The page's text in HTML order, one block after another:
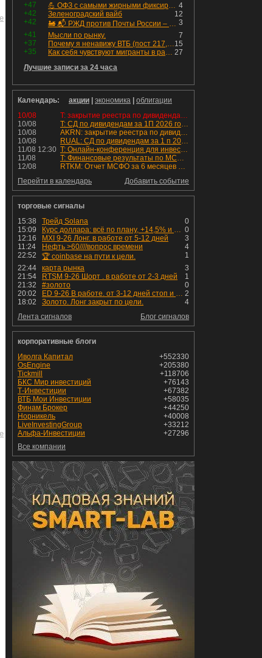
+47
4
💪 ОФЗ с самыми жирными фиксированными купонами
+42
12
Зеленоградский вайб
+42
3
🚂 📬 РЖД против Почты России – Какие облигации выбрать?
+41
7
Мысли по рынку.
+37
15
Почему я ненавижу ВТБ (пост 217, 12+)
+35
27
Как себя чувствуют мигранты в раю, в который они так стремились
Лучшие записи за 24 часа
Календарь: акции экономика
облигации
10/08
T: закрытие реестра по дивидендам 4.6 руб
10/08
T: СД по дивидендам за 1П 2026 года.
10/08
AKRN: закрытие реестра по дивидендам 235 руб
10/08
RUAL: СД по дивидендам за 1 п 2026 года.
11/08 12:30
T: Онлайн-конференция для инвесторов и аналитиков
11/08
T: Финансовые результаты по МСФО за 2к 2026 года
12/08
RTKM: Отчет МСФО за 6 месяцев 2026 года
Добавить событие
Перейти в календарь
торговые сигналы
15:38
0
Трейд Solana
15:09
0
Курс доллара: всё по плану, +14,5% и рост продолжается!
12:16
3
MXI 9-26 Лонг. в работе от 5-12 дней
11:24
4
Нефть >60////вопрос времени
22:52
1
🏆 coinbase на пути к цели.
22:44
3
карта рынка
21:54
1
RTSM 9-26 Шорт . в работе от 2-3 дней
21:32
0
#золото
20:02
2
ED 9-26 В работе. от 3-12 дней стоп и профит установлен
18:02
4
Золото. Лонг закрыт по цели.
Блог сигналов
Лента сигналов
корпоративные блоги
+552330
Иволга Капитал
+205380
OsEngine
+118706
Tickmill
+76143
БКС Мир инвестиций
+67382
Т-Инвестиции
+58035
ВТБ Мои Инвестиции
+44250
Финам Брокер
+40008
Норникель
+33212
LiveInvestingGroup
+27296
Альфа-Инвестиции
Все компании